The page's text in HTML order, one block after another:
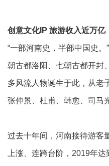
创意文化I P 旅游收入近万亿
“一部河南史，半部中国史
朝古都洛阳、七朝古都开封
多风流人物诞生于此，从老
张仲景、杜甫、韩愈、司马
过去十年间，河南接待游客
上涨、连跨台阶，2019年